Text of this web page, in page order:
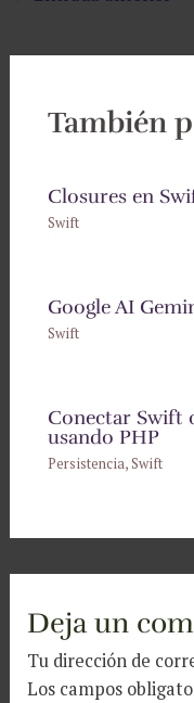
También
Closures en
Swift
Google AI
Swift
Conectar Swift
usando PHP
Persistencia,Swift
Deja un
Tu dirección de
Los campos